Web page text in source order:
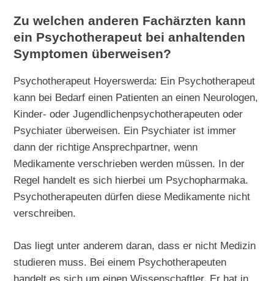
Zu welchen anderen Fachärzten kann
ein Psychotherapeut bei anhaltenden
Symptomen überweisen?
Psychotherapeut Hoyerswerda: Ein Psychotherapeut
kann bei Bedarf einen Patienten an einen Neurologen,
Kinder- oder Jugendlichenpsychotherapeuten oder
Psychiater überweisen. Ein Psychiater ist immer
dann der richtige Ansprechpartner, wenn
Medikamente verschrieben werden müssen. In der
Regel handelt es sich hierbei um Psychopharmaka.
Psychotherapeuten dürfen diese Medikamente nicht
verschreiben.
Das liegt unter anderem daran, dass er nicht Medizin
studieren muss. Bei einem Psychotherapeuten